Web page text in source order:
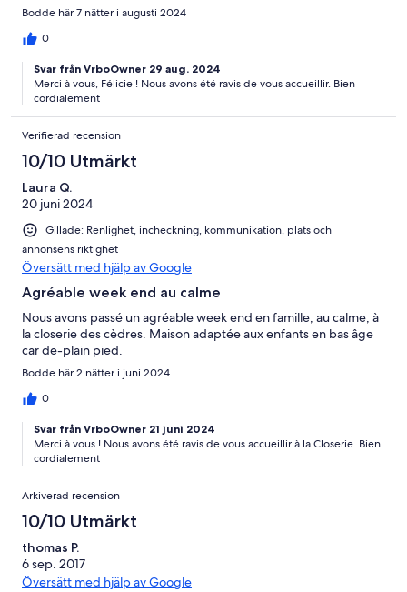
Bodde här 7 nätter i augusti 2024
0
Svar från VrboOwner 29 aug. 2024
Merci à vous, Félicie ! Nous avons été ravis de vous accueillir. Bien
cordialement
Verifierad recension
10/10 Utmärkt
Laura Q.
20 juni 2024
Gillade: Renlighet, incheckning, kommunikation, plats och
annonsens riktighet
Översätt med hjälp av Google
Agréable week end au calme
Nous avons passé un agréable week end en famille, au calme, à
la closerie des cèdres. Maison adaptée aux enfants en bas âge
car de-plain pied.
Bodde här 2 nätter i juni 2024
0
Svar från VrboOwner 21 juni 2024
Merci à vous ! Nous avons été ravis de vous accueillir à la Closerie. Bien
cordialement
Arkiverad recension
10/10 Utmärkt
thomas P.
6 sep. 2017
Översätt med hjälp av Google